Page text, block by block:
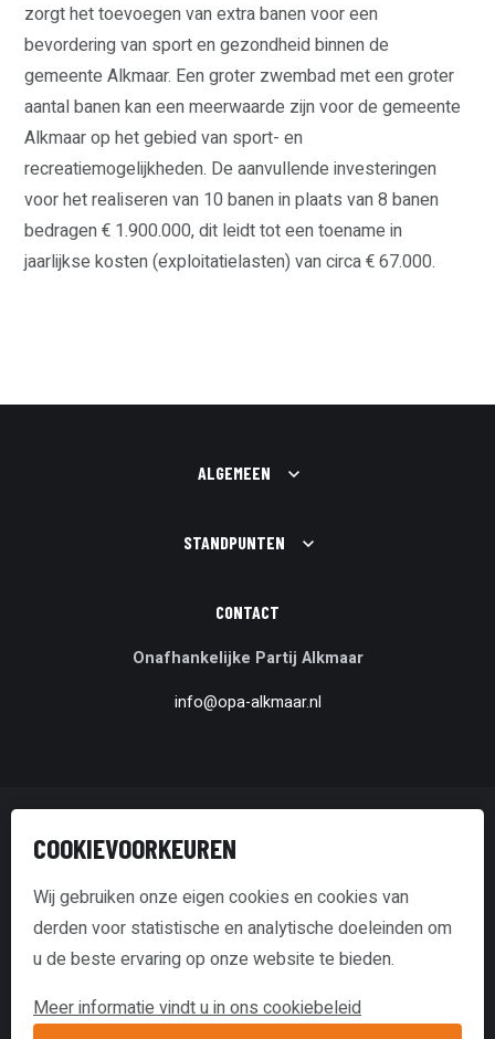
zorgt het toevoegen van extra banen voor een
bevordering van sport en gezondheid binnen de
gemeente Alkmaar. Een groter zwembad met een groter
aantal banen kan een meerwaarde zijn voor de gemeente
Alkmaar op het gebied van sport- en
recreatiemogelijkheden. De aanvullende investeringen
voor het realiseren van 10 banen in plaats van 8 banen
bedragen € 1.900.000, dit leidt tot een toename in
jaarlijkse kosten (exploitatielasten) van circa € 67.000.
ALGEMEEN
STANDPUNTEN
CONTACT
Onafhankelijke Partij Alkmaar
info@opa-alkmaar.nl
© Onafhankelijke Partij Alkmaar
Disclaimer & Copyright
Transparantieverklaring
Cookie policy
website door Webstart
COOKIEVOORKEUREN
Wij gebruiken onze eigen cookies en cookies van
derden voor statistische en analytische doeleinden om
u de beste ervaring op onze website te bieden.
Meer informatie vindt u in ons cookiebeleid